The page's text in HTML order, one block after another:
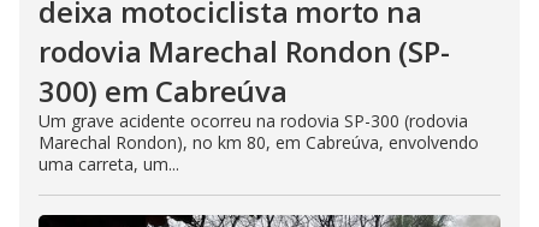
deixa motociclista morto na
rodovia Marechal Rondon (SP-
300) em Cabreúva
Um grave acidente ocorreu na rodovia SP-300 (rodovia
Marechal Rondon), no km 80, em Cabreúva, envolvendo
uma carreta, um...